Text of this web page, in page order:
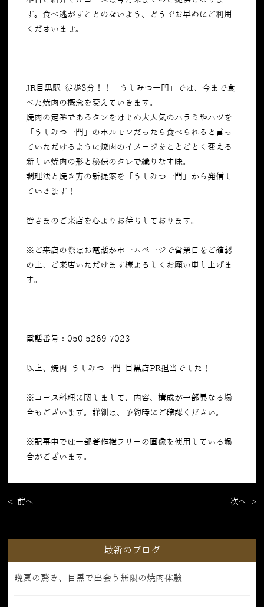
す。食べ逃がすことのないよう、どうぞお早めにご利用
くださいませ。
JR目黒駅 徒歩3分！！「うしみつ一門」では、今まで食
べた焼肉の概念を変えていきます。
焼肉の定番であるタンをはじめ大人気のハラミやハツを
「うしみつ一門」のホルモンだったら食べられると言っ
ていただけるように焼肉のイメージをことごとく変える
新しい焼肉の形と秘伝のタレで織りなす味。
調理法と焼き方の新提案を「うしみつ一門」から発信し
ていきます！
皆さまのご来店を心よりお待ちしております。
※ご来店の際はお電話かホームページで営業日をご確認
の上、ご来店いただけます様よろしくお願い申し上げま
す。
電話番号：050-5269-7023
以上、焼肉 うしみつ一門 目黒店PR担当でした！
※コース料理に関しまして、内容、構成が一部異なる場
合もございます。詳細は、予約時にご確認ください。
※記事中では一部著作権フリーの画像を使用している場
合がございます。
< 前へ 次へ >
最新のブログ
晩夏の驚き、目黒で出会う無限の焼肉体験